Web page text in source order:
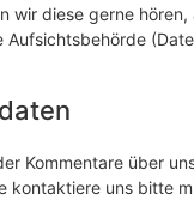
wir diese gerne
Aufsichtsbehörde
Kommentare über
kontaktiere uns bitte